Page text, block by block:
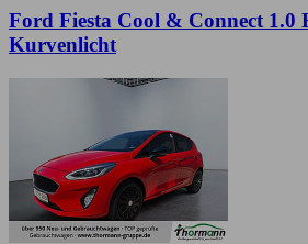
Ford Fiesta Cool & Connect 1.0
Kurvenlicht